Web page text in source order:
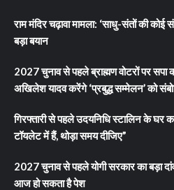
राम मंदिर चढ़ावा मामला: ‘साधु-संतों की कोई
बड़ा बयान
2027 चुनाव से पहले ब्राह्मण वोटरों पर
अखिलेश यादव करेंगे ‘प्रबुद्ध सम्मेलन’ को
गिरफ्तारी से पहले उदयनिधि स्टालिन के घर का
टॉयलेट में हैं, थोड़ा समय दीजिए”
2027 चुनाव से पहले योगी सरकार का बड़ा
आज हो सकता है पेश